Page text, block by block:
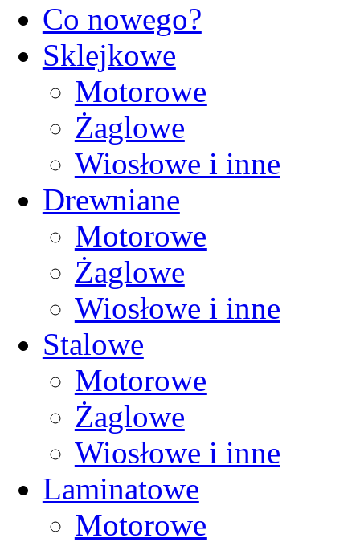
Co nowego?
Sklejkowe
Motorowe
Żaglowe
Wiosłowe i inne
Drewniane
Motorowe
Żaglowe
Wiosłowe i inne
Stalowe
Motorowe
Żaglowe
Wiosłowe i inne
Laminatowe
Motorowe